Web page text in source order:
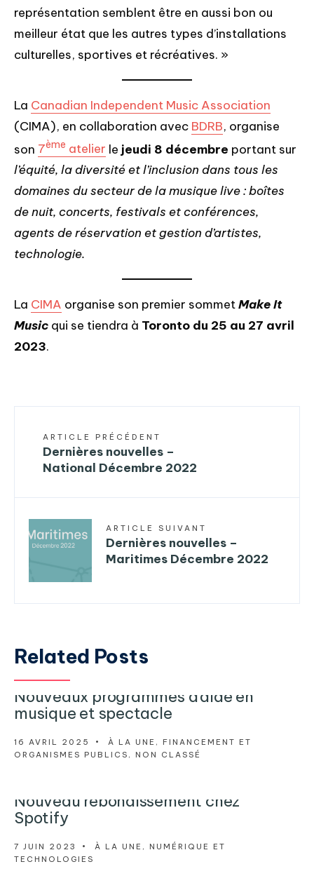
représentation semblent être en aussi bon ou
meilleur état que les autres types d’installations
culturelles, sportives et récréatives. »
La Canadian Independent Music Association
(CIMA), en collaboration avec BDRB, organise
son 7ème atelier le jeudi 8 décembre portant sur
l’équité, la diversité et l’inclusion dans tous les
domaines du secteur de la musique live : boîtes
de nuit, concerts, festivals et conférences,
agents de réservation et gestion d’artistes,
technologie.
La CIMA organise son premier sommetMake It
Music qui se tiendra à Toronto du 25 au 27 avril
2023.
ARTICLE PRÉCÉDENT
Dernières nouvelles –
National Décembre 2022
ARTICLE SUIVANT
Dernières nouvelles –
Maritimes Décembre 2022
Related Posts
Nouveaux programmes d’aide en
musique et spectacle
16 AVRIL 2025 • À LA UNE , FINANCEMENT ET
ORGANISMES PUBLICS , NON CLASSÉ
Nouveau rebondissement chez
Spotify
7 JUIN 2023 • À LA UNE , NUMÉRIQUE ET
TECHNOLOGIES